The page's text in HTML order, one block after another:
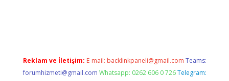
Reklam ve İletişim: E-mail: backlinkpaneli@gmail.com Teams:
forumhizmeti@gmail.com Whatsapp: 0262 606 0 726 Telegram: